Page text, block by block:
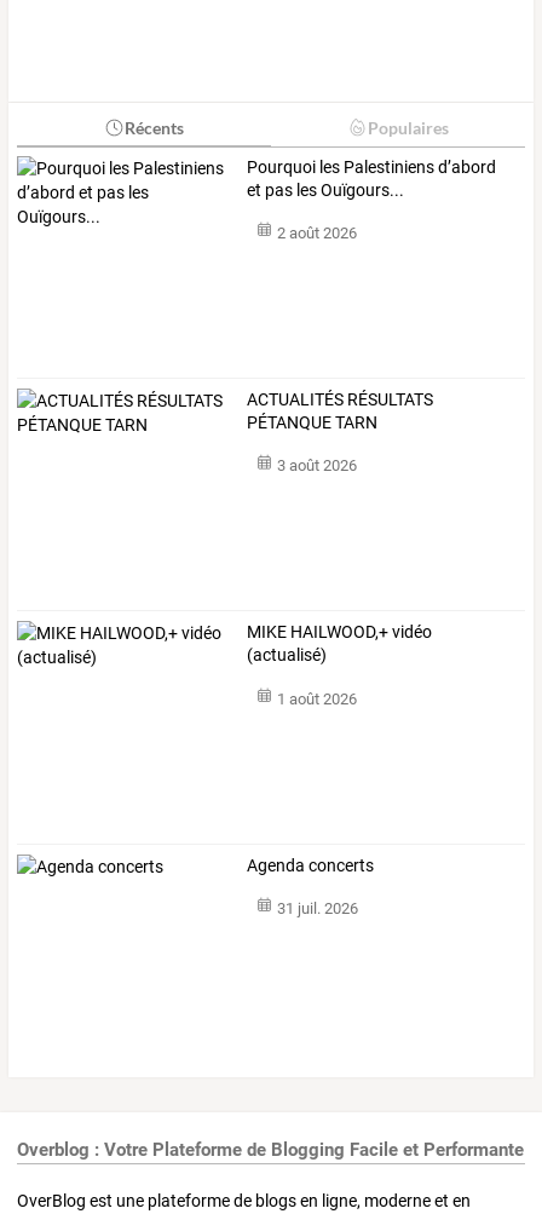
Récents Populaires
Pourquoi les Palestiniens d’abord
et pas les Ouïgours...
2 août 2026
ACTUALITÉS RÉSULTATS
PÉTANQUE TARN
3 août 2026
MIKE HAILWOOD,+ vidéo
(actualisé)
1 août 2026
Agenda concerts
31 juil. 2026
Overblog : Votre Plateforme de Blogging Facile et Performante
OverBlog est une plateforme de blogs en ligne, moderne et en